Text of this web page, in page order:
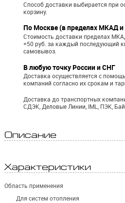
Способ доставки выбирается при
корзину.
По Москве (в пределах МКАД и
Стоимость доставки пределах
+50 руб. за каждый последующий
самовывоз.
В любую точку России и СНГ
Доставка осуществляется с
компаний согласно их срокам и
Доставка до транспортных
СДЭК, Деловые Линии, IML, ПЭК,
Описание
Характеристики
Область применения
Для систем отопления